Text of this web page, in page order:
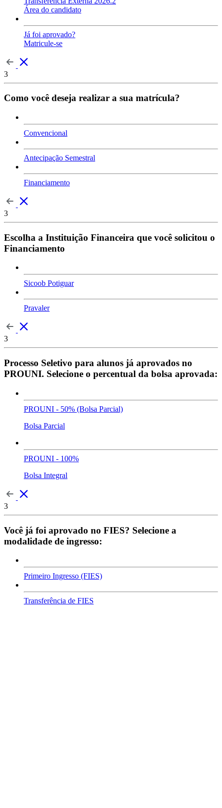
Área do candidato
Já foi aprovado?
Matricule-se
3
Como você deseja realizar a sua matrícula?
Convencional
Antecipação Semestral
Financiamento
3
Escolha a Instituição Financeira que você solicitou o
Financiamento
Sicoob Potiguar
Pravaler
3
Processo Seletivo para alunos já aprovados no
PROUNI. Selecione o percentual da bolsa aprovada:
PROUNI - 50% (Bolsa Parcial)
Bolsa Parcial
PROUNI - 100%
Bolsa Integral
3
Você já foi aprovado no FIES? Selecione a
modalidade de ingresso:
Primeiro Ingresso (FIES)
Transferência de FIES